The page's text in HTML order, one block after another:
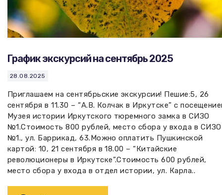
График экскурсий на сентябрь 2025
28.08.2025
Приглашаем на сентябрьские экскурсии! Пешие:5, 26
сентября в 11.30 – “А.В. Колчак в Иркутске” с
Музея истории Иркутского тюремного замка в СИЗО
№1.Стоимость 800 рублей, место сбора у входа в СИЗО
№1., ул. Баррикад, 63.Можно оплатить Пушкинской
картой: 10, 21 сентября в 18.00 – “Китайские
революционеры в Иркутске”.Стоимость 600 рублей,
место сбора у входа в отдел истории, ул. Карла..